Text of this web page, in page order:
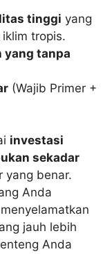
tinggi yang
tropis.
yang tanpa
(Wajib Primer +
investasi
sekadar
yang benar.
Anda
jauh lebih
Anda